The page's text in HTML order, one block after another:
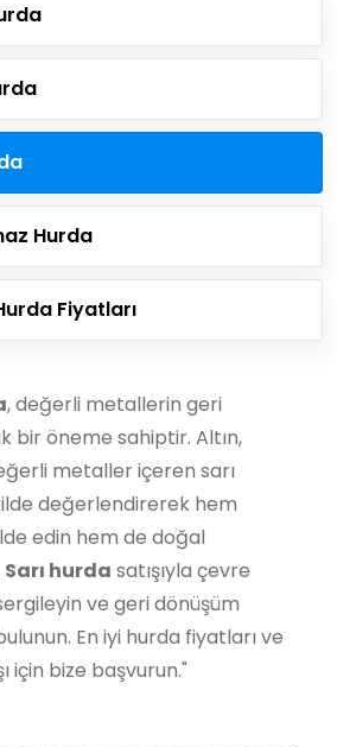
Hurda
Fiyatları
, değerli metallerin geri
bir öneme sahiptir. Altın,
metaller içeren sarı
değerlendirerek hem
edin hem de doğal
Sarı hurda satışıyla çevre
ve geri dönüşüm
En iyi hurda fiyatları ve
için bize başvurun."